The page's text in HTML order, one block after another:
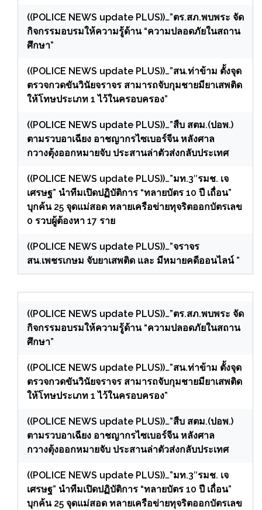
((POLICE NEWS update PLUS))…”ตร.สภ.พบพระ จัด
กิจกรรมอบรมให้ความรู้ด้าน “ความปลอดภัยในสถาน
ศึกษา”
((POLICE NEWS update PLUS))…”สน.ท่าข้าม ตั้งจุด
ตรวจกวดขันวินัยจราจร สามารถจับกุมชายมียาเสพติด
ให้โทษประเภท 1 ไว้ในครอบครอง”
((POLICE NEWS update PLUS))…”สืบ สตม.(ปอพ.)
ตามรวบอาเฉียง อาชญากรไซเบอร์จีน หลังศาล
กวางตุ้งออกหมายจับ ประสานล่าตัวส่งกลับประเทศ
((POLICE NEWS update PLUS))…”มท.3″รมช. เจ
เศรษฐ” นำทีมเปิดปฏิบัติการ “ทลายบัตร 10 ปี เถื่อน”
บุกค้น 25 จุดแม่สอด ทลายเครือข่ายทุจริตออกบัตรเลข
0 รวบผู้ต้องหา 17 ราย
((POLICE NEWS update PLUS))…”จราจร
สน.เพชรเกษม จับยาเสพติด และ มีหมายคดีออนไลน์ ”
((POLICE NEWS update PLUS))…”ตร.สภ.พบพระ จัด
กิจกรรมอบรมให้ความรู้ด้าน “ความปลอดภัยในสถาน
ศึกษา”
((POLICE NEWS update PLUS))…”สน.ท่าข้าม ตั้งจุด
ตรวจกวดขันวินัยจราจร สามารถจับกุมชายมียาเสพติด
ให้โทษประเภท 1 ไว้ในครอบครอง”
((POLICE NEWS update PLUS))…”สืบ สตม.(ปอพ.)
ตามรวบอาเฉียง อาชญากรไซเบอร์จีน หลังศาล
กวางตุ้งออกหมายจับ ประสานล่าตัวส่งกลับประเทศ
((POLICE NEWS update PLUS))…”มท.3″รมช. เจ
เศรษฐ” นำทีมเปิดปฏิบัติการ “ทลายบัตร 10 ปี เถื่อน”
บุกค้น 25 จุดแม่สอด ทลายเครือข่ายทุจริตออกบัตรเลข